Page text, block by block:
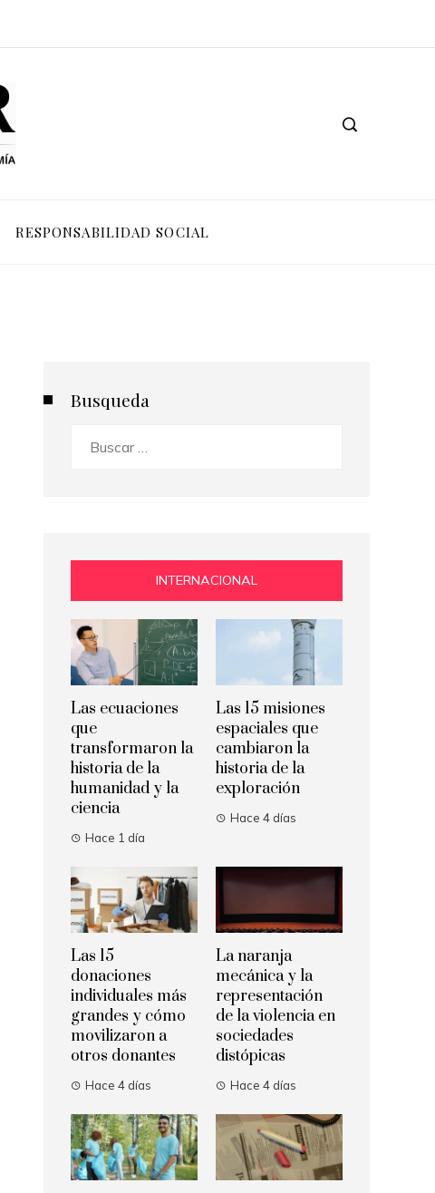
RESPONSABILIDAD SOCIAL
Busqueda
INTERNACIONAL
Las ecuaciones
que
transformaron la
historia de la
humanidad y la
ciencia
Hace 1 día
Las 15 misiones
espaciales que
cambiaron la
historia de la
exploración
Hace 4 días
Las 15
donaciones
individuales más
grandes y cómo
movilizaron a
otros donantes
Hace 4 días
La naranja
mecánica y la
representación
de la violencia en
sociedades
distópicas
Hace 4 días